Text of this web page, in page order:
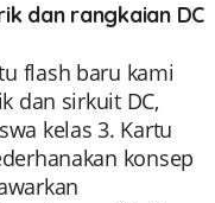
dan rangkaian DC
flash baru kami
dan sirkuit DC,
kelas 3. Kartu
konsep